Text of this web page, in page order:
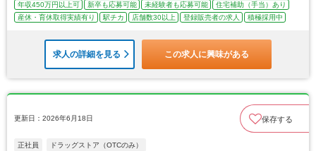
年収450万円以上可 新卒も応募可能 未経験者も応募可能
住宅補助（手当）あり
産休・育休取得実績有り
駅チカ 店舗数30以上 登録販売者の求人 積極採用中
求人の詳細を見る この求人に興味がある
更新日：2026年6月18日 保存する
正社員 ドラッグストア（OTCのみ）